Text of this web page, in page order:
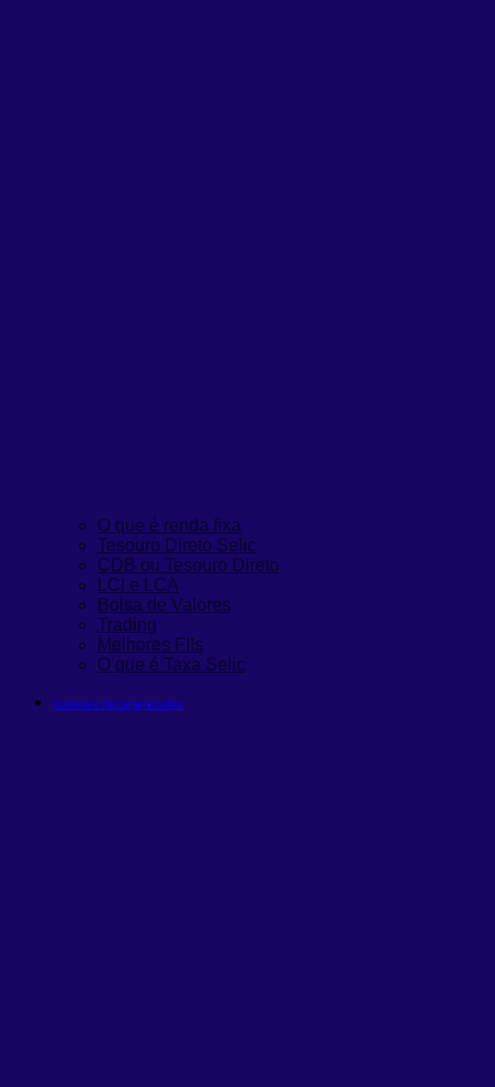
O que é renda fixa
Tesouro Direto Selic
CDB ou Tesouro Direto
LCI e LCA
Bolsa de Valores
Trading
Melhores FIIs
O que é Taxa Selic
Carteiras Recomendadas